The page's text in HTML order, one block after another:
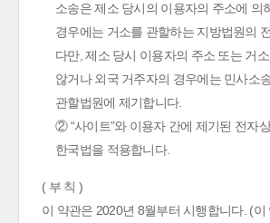
소송은 제소 당시의 이용자의 주소에 의
경우에는 거소를 관할하는 지방법원의
다만, 제소 당시 이용자의 주소 또는 거
않거나 외국 거주자의 경우에는 민사소
관할법원에 제기합니다.
② “사이트”와 이용자 간에 제기된 전자
한국법을 적용합니다.
( 부 칙 )
이 약관은 2020년 8월부터 시행합니다. (이